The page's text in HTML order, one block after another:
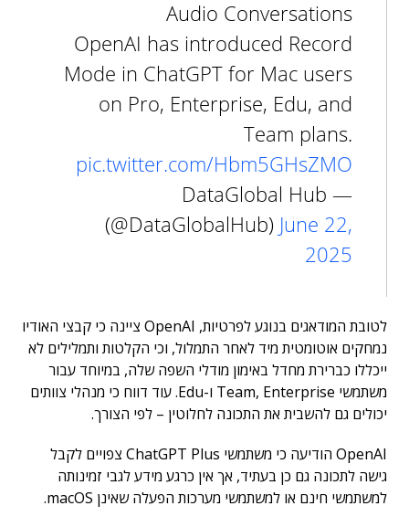
Audio Conversations
OpenAI has introduced Record
Mode in ChatGPT for Mac users
on Pro, Enterprise, Edu, and
Team plans.
pic.twitter.com/Hbm5GHsZMO
— DataGlobal Hub
(@DataGlobalHub) June 22,
2025
לטובת המודאגים בנוגע לפרטיות, OpenAI ציינה כי קבצי האודיו
נמחקים אוטומטית מיד לאחר התמלול, וכי הקלטות ותמלילים לא
ייכללו כברירת מחדל באימון מודלי השפה שלה, במיוחד עבור
משתמשי Team, Enterprise ו-Edu. עוד דווח כי מנהלי צוותים
יכולים גם להשבית את התכונה לחלוטין – לפי הצורך.
OpenAI הודיעה כי משתמשי ChatGPT Plus צפויים לקבל
גישה לתכונה גם כן בעתיד, אך אין כרגע מידע לגבי זמינותה
למשתמשי חינם או למשתמשי מערכות הפעלה שאינן macOS.